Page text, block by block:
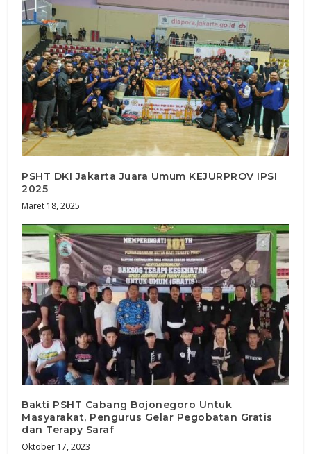
PSHT DKI Jakarta Juara Umum KEJURPROV IPSI
2025
Maret 18, 2025
Bakti PSHT Cabang Bojonegoro Untuk
Masyarakat, Pengurus Gelar Pegobatan Gratis
dan Terapy Saraf
Oktober 17, 2023